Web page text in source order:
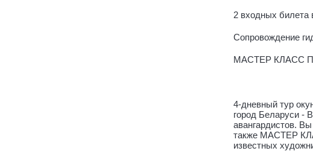
2 входных билета
Сопровождение
МАСТЕР КЛАСС
4-дневный тур
город Беларуси -
авангардистов.
также МАСТЕР
известных